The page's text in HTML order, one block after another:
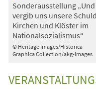
© Heritage Images/Historica
Graphica Collection/akg-images
Sonderausstellung „Und
vergib uns unsere
Kirchen und Klöster im
Nationalsozialismus“